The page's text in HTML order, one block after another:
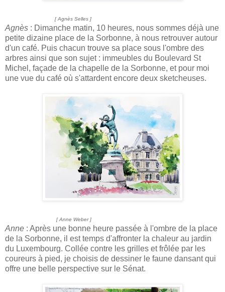
[ Agnès Selles ]
Agnès : Dimanche matin, 10 heures, nous sommes déjà une
petite dizaine place de la Sorbonne, à nous retrouver autour
d'un café. Puis chacun trouve sa place sous l'ombre des
arbres ainsi que son sujet : immeubles du Boulevard St
Michel, façade de la chapelle de la Sorbonne, et pour moi
une vue du café où s'attardent encore deux sketcheuses.
[ Anne Weber ]
Anne : Après une bonne heure passée à l'ombre de la place
de la Sorbonne, il est temps d'affronter la chaleur au jardin
du Luxembourg. Collée contre les grilles et frôlée par les
coureurs à pied, je choisis de dessiner le faune dansant qui
offre une belle perspective sur le Sénat.